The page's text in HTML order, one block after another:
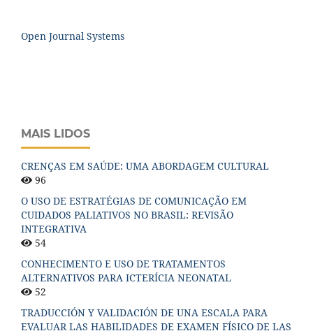
Open Journal Systems
MAIS LIDOS
CRENÇAS EM SAÚDE: UMA ABORDAGEM CULTURAL
96
O USO DE ESTRATÉGIAS DE COMUNICAÇÃO EM
CUIDADOS PALIATIVOS NO BRASIL: REVISÃO
INTEGRATIVA
54
CONHECIMENTO E USO DE TRATAMENTOS
ALTERNATIVOS PARA ICTERÍCIA NEONATAL
52
TRADUCCIÓN Y VALIDACIÓN DE UNA ESCALA PARA
EVALUAR LAS HABILIDADES DE EXAMEN FÍSICO DE LAS